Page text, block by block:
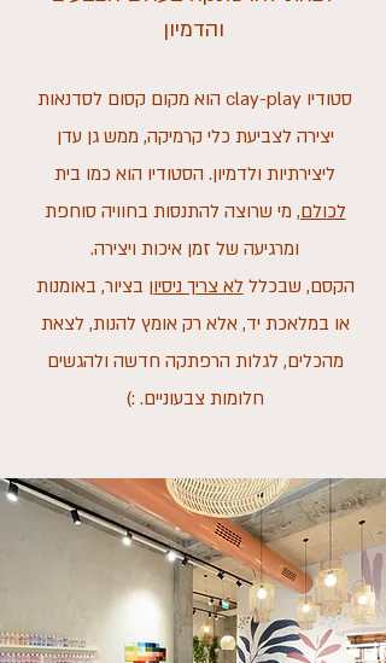
והדמיון
סטודיו clay-play הוא מקום קסום לסדנאות
יצירה לצביעת כלי קרמיקה, ממש גן עדן
ליצירתיות ולדמיון. הסטודיו הוא כמו בית
לכולם, מי שרוצה להתנסות בחוויה סוחפת
ומרגיעה של זמן איכות ויצירה.
הקסם, שבכלל לא צריך ניסיון בציור, באומנות
או במלאכת יד, אלא רק אומץ להנות, לצאת
מהכלים, לגלות הרפתקה חדשה ולהגשים
חלומות צבעוניים. :)